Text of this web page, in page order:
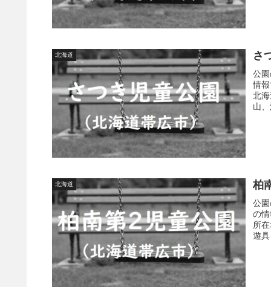
北海道 さ
公
情
北
山
北海道 柏
公
の
所
遊